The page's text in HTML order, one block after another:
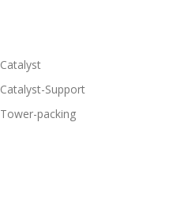
Catalyst
Catalyst-Support
Tower-packing